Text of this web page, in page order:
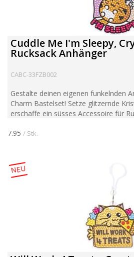
Cuddle Me I'm Sleepy,
Rucksack Anhänger
CABC-33FZB002
Gestalte deinen eigenen funkelnden
Charm Bastelset! Setze glitzernde
erschaffe ein süsses Accessoire für
7.95 / Stk.
NEU